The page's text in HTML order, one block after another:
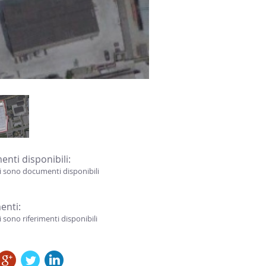
disponibili:
sono documenti disponibili
sono riferimenti disponibili